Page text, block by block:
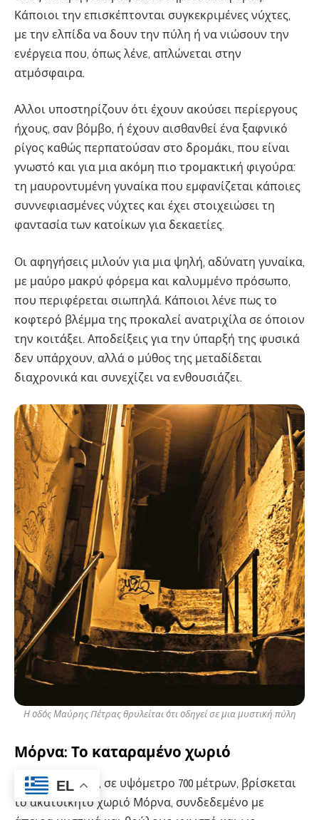
Κάποιοι την επισκέπτονται συγκεκριμένες νύχτες,
με την ελπίδα να δουν την πύλη ή να νιώσουν την
ενέργεια που, όπως λένε, απλώνεται στην
ατμόσφαιρα.
Αλλοι υποστηρίζουν ότι έχουν ακούσει περίεργους
ήχους, σαν βόμβο, ή έχουν αισθανθεί ένα ξαφνικό
ρίγος καθώς περπατούσαν στο δρομάκι, που είναι
γνωστό και για μια ακόμη πιο τρομακτική φιγούρα:
τη μαυροντυμένη γυναίκα που εμφανίζεται κάποιες
συννεφιασμένες νύχτες και έχει στοιχειώσει τη
φαντασία των κατοίκων για δεκαετίες.
Οι αφηγήσεις μιλούν για μια ψηλή, αδύνατη γυναίκα,
με μαύρο μακρύ φόρεμα και καλυμμένο πρόσωπο,
που περιφέρεται σιωπηλά. Κάποιοι λένε πως το
κοφτερό βλέμμα της προκαλεί ανατριχίλα σε όποιον
την κοιτάξει. Αποδείξεις για την ύπαρξή της φυσικά
δεν υπάρχουν, αλλά ο μύθος της μεταδίδεται
διαχρονικά και συνεχίζει να ενθουσιάζει.
Η οδός Μαύρης Πέτρας θρυλείται ότι οδηγεί σε μια μυστική πύλη
Μόρνα: Το καταραμένο χωριό
Στα Πιέρια Ορη, σε υψόμετρο 700 μέτρων, βρίσκεται
το ακατοίκητο χωριό Μόρνα, συνδεδεμένο με
EL